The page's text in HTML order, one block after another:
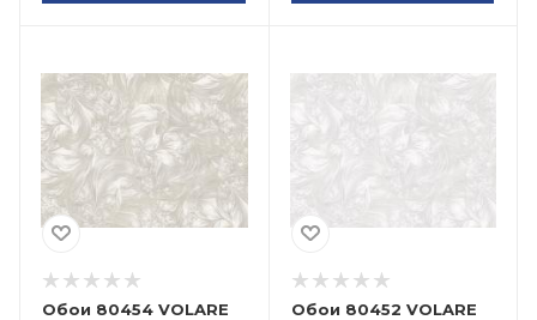
Обои 80454 VOLARE
Обои 80452 VOLARE